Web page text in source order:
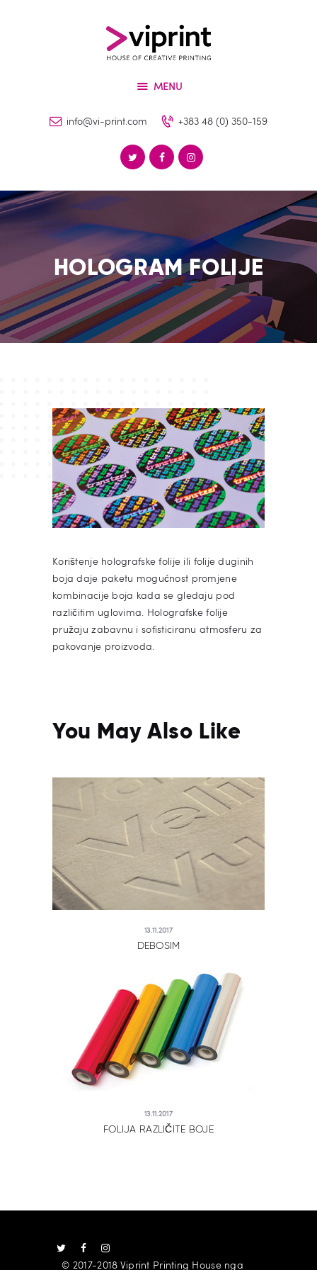
MENU
info@vi-print.com +383 48 (0) 350-159
HOLOGRAM FOLIJE
VIPRINT
Proizvodi
Kontakt
Korištenje holografske folije ili folije duginih
boja daje paketu mogućnost promjene
kombinacije boja kada se gledaju pod
različitim uglovima. Holografske folije
pružaju zabavnu i sofisticiranu atmosferu za
pakovanje proizvoda.
You May Also Like
13.11.2017
DEBOSIM
13.11.2017
FOLIJA RAZLIČITE BOJE
© 2017-2018 Viprint Printing House nga